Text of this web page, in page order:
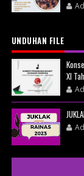
UNDUHAN FILE
XI